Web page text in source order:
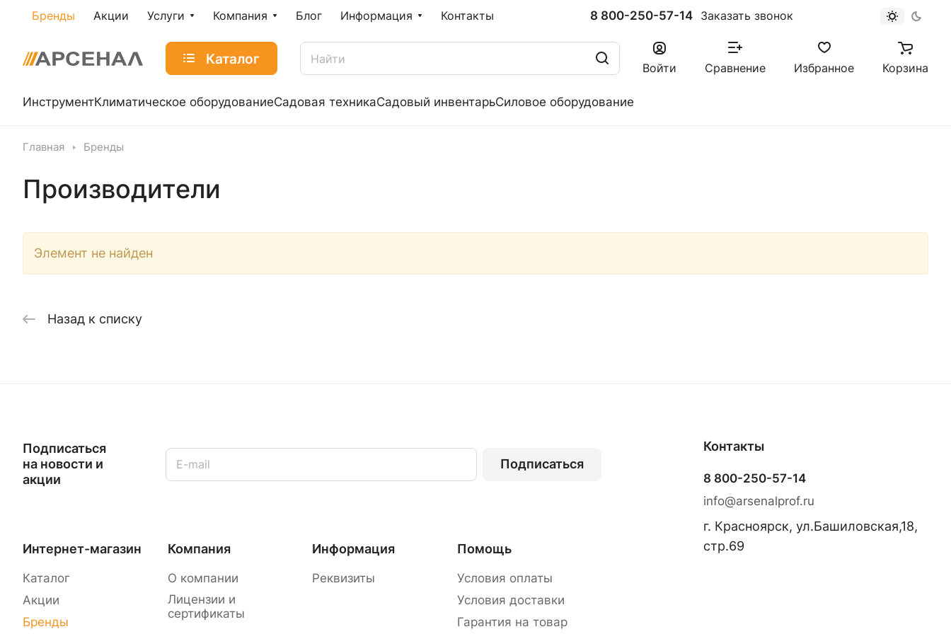
Бренды Акции Услуги Компания Блог Информация Контакты 8 800-250-57-14 Заказать звонок
Каталог
Войти Сравнение Избранное Корзина
ИнструментКлиматическое оборудованиеСадовая техникаСадовый инвентарьСиловое оборудование
Главная Бренды
Производители
Элемент не найден
Назад к списку
Подписаться
на новости и
акции
Подписаться
Интернет-магазин
Каталог
Акции
Бренды
Компания
О компании
Лицензии и
сертификаты
Информация
Реквизиты
Помощь
Условия оплаты
Условия доставки
Гарантия на товар
Контакты
8 800-250-57-14
info@arsenalprof.ru
г. Красноярск, ул.Башиловская,18,
стр.69